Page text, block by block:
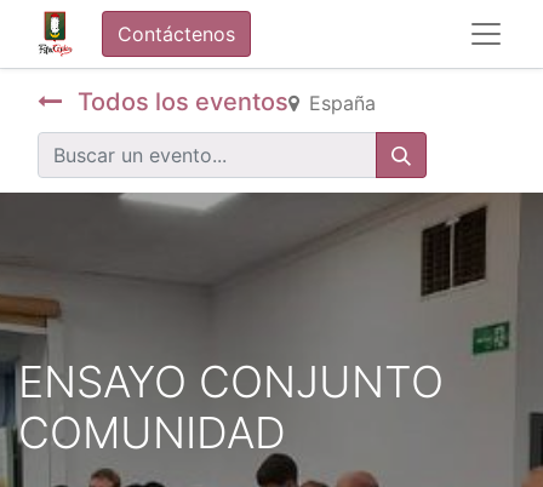
Contáctenos
Todos los eventos España
ENSAYO CONJUNTO
COMUNIDAD